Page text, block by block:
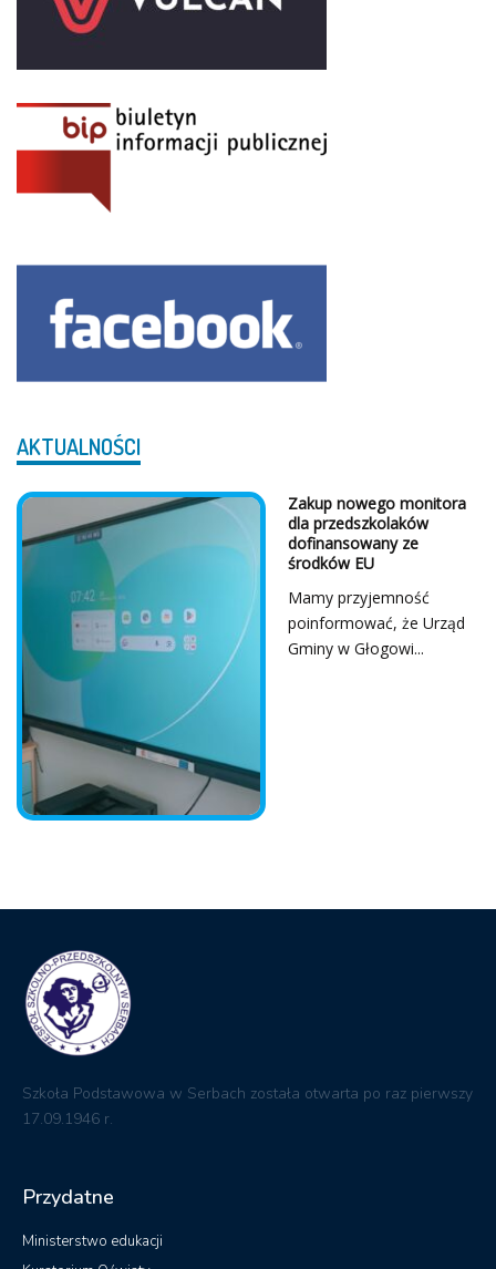
AKTUALNOŚCI
Zakup nowego monitora
dla przedszkolaków
dofinansowany ze
środków EU
Mamy przyjemność
poinformować, że Urząd
Gminy w Głogowi...
Szkoła Podstawowa w Serbach została otwarta po raz pierwszy
17.09.1946 r.
Przydatne
Ministerstwo edukacji